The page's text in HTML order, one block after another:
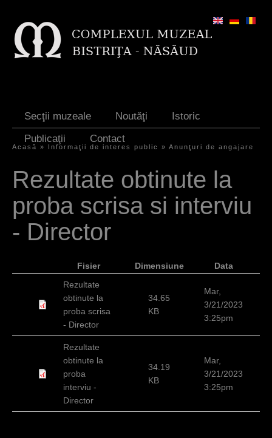
Secţii muzeale Noutăţi
Istoric
Publicaţii
Contact
ş
t
i
Acasă » Informaţii de interes public » Anunţuri de angajare
Rezultate obtinute la
proba scrisa si interviu
- Director
Fisier Dimensiune
Data
Rezultate
obtinute la
proba scrisa
- Director
34.65
KB
Mar,
3/21/2023
3:25pm
Rezultate
obtinute la
proba
interviu -
Director
34.19
KB
Mar,
3/21/2023
3:25pm